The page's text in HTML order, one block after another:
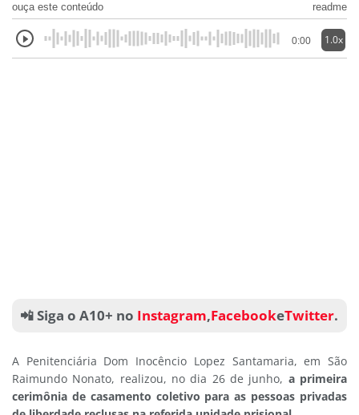
ouça este conteúdo readme
0:00 1.0x
📲 Siga o A10+ no Instagram,FacebookeTwitter.
A Penitenciária Dom Inocêncio Lopez Santamaria, em São
Raimundo Nonato, realizou, no dia 26 de junho, a primeira
cerimônia de casamento coletivo para as pessoas privadas